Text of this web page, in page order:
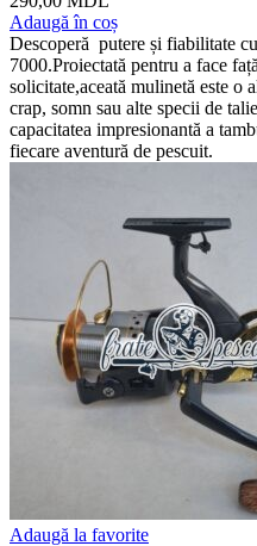
Adaugă în coș
Descoperă putere și fiabilitate
7000.Proiectată pentru a face
solicitate,aceată mulinetă este o
crap, somn sau alte specii de
capacitatea impresionantă a
fiecare aventură de pescuit.
Adaugă la favorite